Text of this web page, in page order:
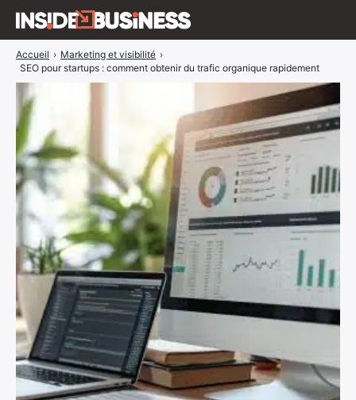
Accueil › Marketing et visibilité ›
SEO pour startups : comment obtenir du trafic organique rapidement
Insidebusiness
A propos
Interviews
Blog
ÉVÉNEMENTS